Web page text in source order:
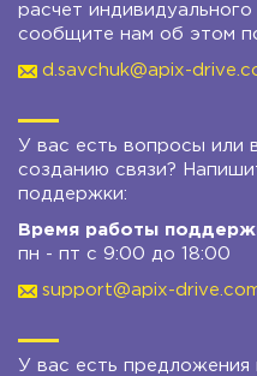
расчет
сообщите нам об этом
d.savchuk@apix-
У вас есть вопросы или
созданию связи?
поддержки:
Время работы
пн - пт с 9:00 до 18:00
support@apix-
У вас есть предложения